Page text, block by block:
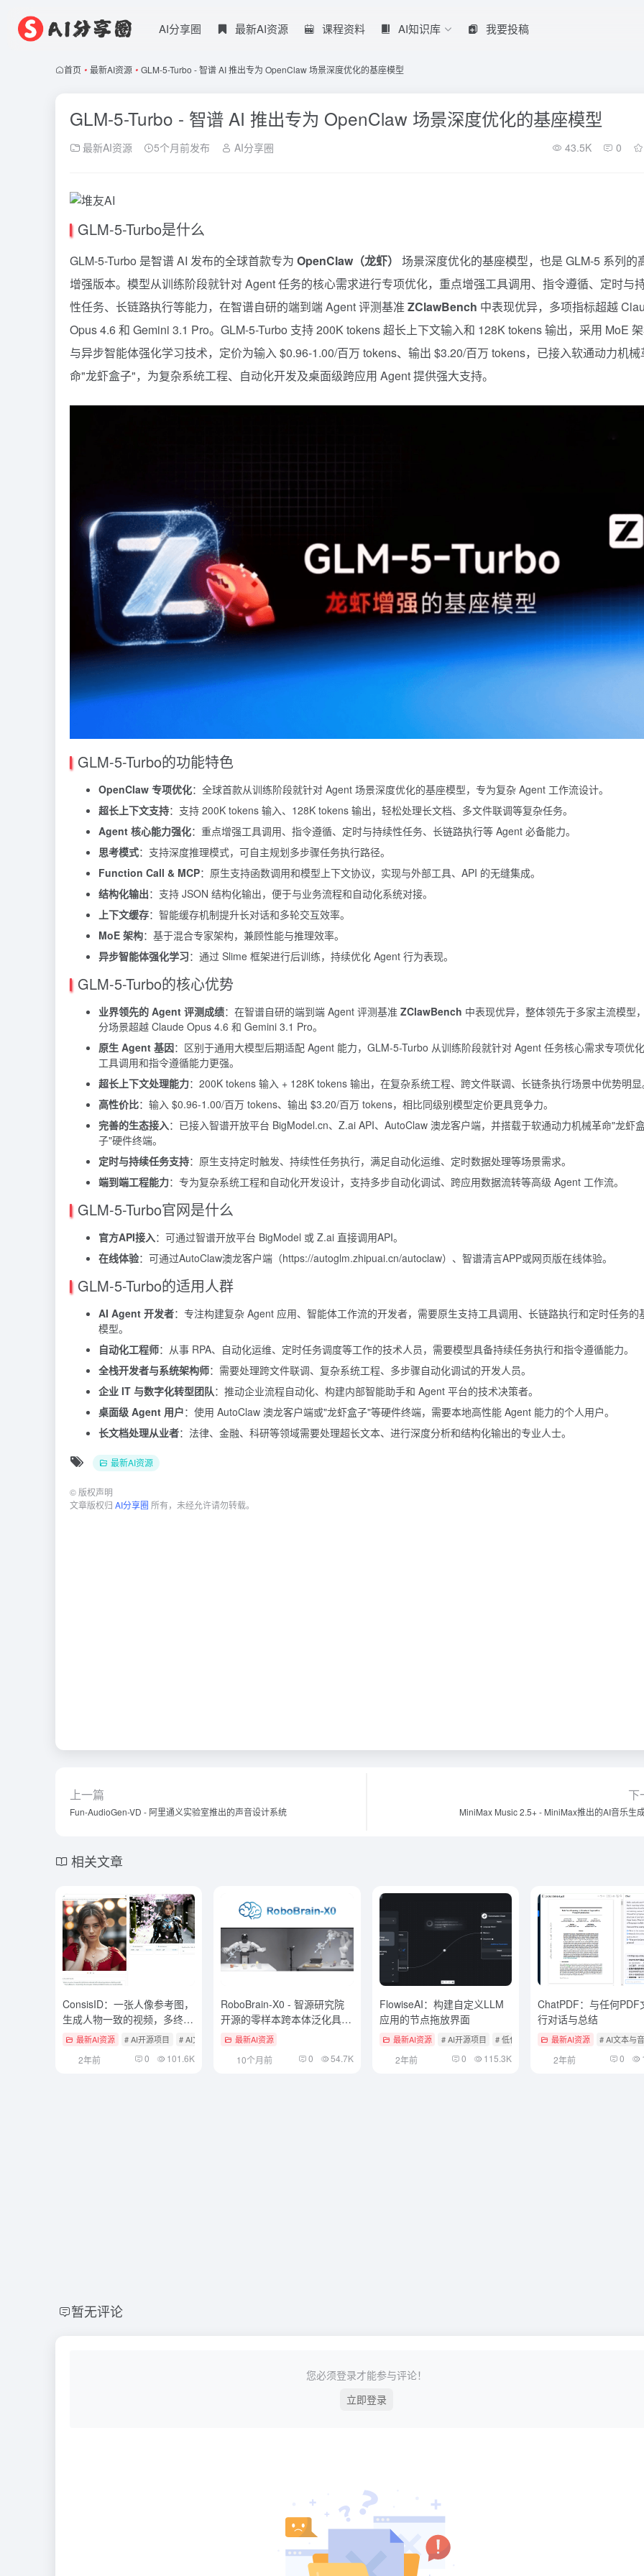
AI分享圈 最新AI资源 课程资料 AI知识库 我要投稿
首页 • 最新AI资源 • GLM-5-Turbo - 智谱 AI 推出专为 OpenClaw 场景深度优化的基座模型
GLM-5-Turbo - 智谱 AI 推出专为 OpenClaw 场景深度优化的基座模型
最新AI资源 5个月前发布 AI分享圈 43.5K 0
GLM-5-Turbo是什么
GLM-5-Turbo 是智谱 AI 发布的全球首款专为 OpenClaw（龙虾）
场景深度优化的基座模型，也是 GLM-5 系列的
增强版本。模型从训练阶段就针对 Agent 任务的核心需求进行专项优化，重点增强工具调用、指令遵循、定时与
性任务、长链路执行等能力，在智谱自研的端到端 Agent 评测基准 ZClawBench 中表现优异，多项指标超越
Opus 4.6 和 Gemini 3.1 Pro。GLM-5-Turbo 支持 200Ktokens超长上下文输入和 128K tokens 输出，采用 MoE
与异步智能体强化学习技术，定价为输入 $0.96-1.00/百万 tokens、输出 $3.20/百万 tokens，已接入软通动力机械
命"龙虾盒子"，为复杂系统工程、自动化开发及桌面级跨应用 Agent 提供强大支持。
GLM-5-Turbo的功能特色
OpenClaw 专项优化：全球首款从训练阶段就针对 Agent 场景深度优化的基座模型，专为复杂 Agent 工作流设计。
超长上下文支持：支持 200K tokens 输入、128K tokens 输出，轻松处理长文档、多文件联调等复杂任务。
Agent 核心能力强化：重点增强工具调用、指令遵循、定时与持续性任务、长链路执行等 Agent 必备能力。
思考模式：支持深度推理模式，可自主规划多步骤任务执行路径。
Function Call & MCP：原生支持函数调用和模型上下文协议，实现与外部工具、API 的无缝集成。
结构化输出：支持 JSON 结构化输出，便于与业务流程和自动化系统对接。
上下文缓存：智能缓存机制提升长对话和多轮交互效率。
MoE 架构：基于混合专家架构，兼顾性能与推理效率。
异步智能体强化学习：通过 Slime 框架进行后训练，持续优化 Agent 行为表现。
GLM-5-Turbo的核心优势
业界领先的 Agent 评测成绩：在智谱自研的端到端 Agent 评测基准 ZClawBench 中表现优异，整体领先于多家主流模型
分场景超越 Claude Opus 4.6 和 Gemini 3.1 Pro。
原生 Agent 基因：区别于通用大模型后期适配 Agent 能力，GLM-5-Turbo 从训练阶段就针对 Agent 任务核心需求专项优
工具调用和指令遵循能力更强。
超长上下文处理能力：200K tokens 输入 + 128K tokens 输出，在复杂系统工程、跨文件联调、长链条执行场景中优势明
高性价比：输入 $0.96-1.00/百万 tokens、输出 $3.20/百万 tokens，相比同级别模型定价更具竞争力。
完善的生态接入：已接入智谱开放平台 BigModel.cn、Z.ai API、AutoClaw 澳龙客户端，并搭载于软通动力机械革命"龙虾
子"硬件终端。
定时与持续任务支持：原生支持定时触发、持续性任务执行，满足自动化运维、定时数据处理等场景需求。
端到端工程能力：专为复杂系统工程和自动化开发设计，支持多步自动化调试、跨应用数据流转等高级 Agent 工作流。
GLM-5-Turbo官网是什么
官方API接入：可通过智谱开放平台 BigModel 或 Z.ai 直接调用API。
在线体验：可通过AutoClaw澳龙客户端（https://autoglm.zhipuai.cn/autoclaw）、智谱清言APP或网页版在线体验。
GLM-5-Turbo的适用人群
AI Agent 开发者：专注构建复杂 Agent 应用、智能体工作流的开发者，需要原生支持工具调用、长链路执行和定时任务的
模型。
自动化工程师：从事 RPA、自动化运维、定时任务调度等工作的技术人员，需要模型具备持续任务执行和指令遵循能力。
全栈开发者与系统架构师：需要处理跨文件联调、复杂系统工程、多步骤自动化调试的开发人员。
企业 IT 与数字化转型团队：推动企业流程自动化、构建内部智能助手和 Agent 平台的技术决策者。
桌面级 Agent 用户：使用 AutoClaw 澳龙客户端或"龙虾盒子"等硬件终端，需要本地高性能 Agent 能力的个人用户。
长文档处理从业者：法律、金融、科研等领域需要处理超长文本、进行深度分析和结构化输出的专业人士。
最新AI资源
© 版权声明
文章版权归 AI分享圈 所有，未经允许请勿转载。
上一篇
Fun-AudioGen-VD - 阿里通义实验室推出的声音设计系统
下
MiniMax Music 2.5+ - MiniMax推出的AI音乐生
相关文章
ConsisID：一张人像参考图，
生成人物一致的视频，多终端
快速集成
最新AI资源 # AI开源项目 # AI文本转视频
2年前 0 101.6K
RoboBrain-X0 - 智源研究院
开源的零样本跨本体泛化具身
模型最新AI资源
10个月前 0 54.7K
FlowiseAI：构建自定义LLM
应用的节点拖放界面
最新AI资源 # AI开源项目 # 低代码工作流
2年前 0 115.3K
ChatPDF：与任何PDF
行对话与总结
最新AI资源 # AI文本与
2年前 0
暂无评论
您必须登录才能参与评论！
立即登录